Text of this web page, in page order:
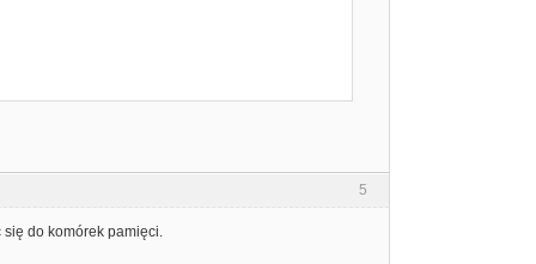
5
do komórek pamięci.